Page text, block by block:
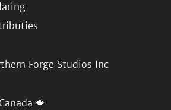
Forge Studios Inc
🍁